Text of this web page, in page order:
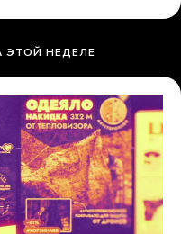
ЭТОЙ НЕДЕЛЕ